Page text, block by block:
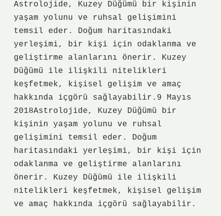
Astrolojide, Kuzey Düğümü bir kişinin
yaşam yolunu ve ruhsal gelişimini
temsil eder. Doğum haritasındaki
yerleşimi, bir kişi için odaklanma ve
geliştirme alanlarını önerir. Kuzey
Düğümü ile ilişkili nitelikleri
keşfetmek, kişisel gelişim ve amaç
hakkında içgörü sağlayabilir.9 Mayıs
2018Astrolojide, Kuzey Düğümü bir
kişinin yaşam yolunu ve ruhsal
gelişimini temsil eder. Doğum
haritasındaki yerleşimi, bir kişi için
odaklanma ve geliştirme alanlarını
önerir. Kuzey Düğümü ile ilişkili
nitelikleri keşfetmek, kişisel gelişim
ve amaç hakkında içgörü sağlayabilir.